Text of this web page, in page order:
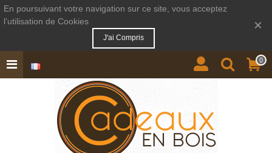
En poursuivant votre navigation sur ce site, vous acceptez
l’utilisation de Cookies
J'ai Compris
×
0